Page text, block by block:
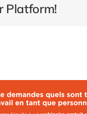
Platform!